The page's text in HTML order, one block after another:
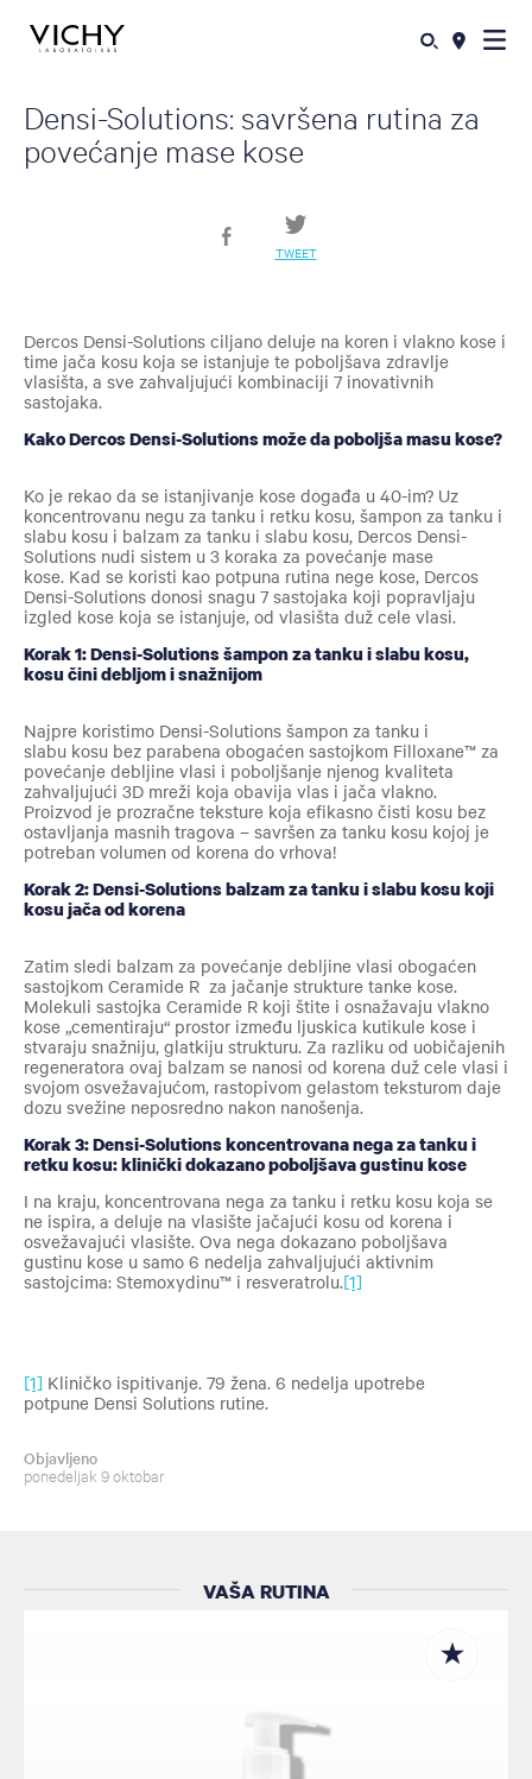
Densi-Solutions: savršena rutina za
povećanje mase kose
TWEET
Dercos Densi-Solutions ciljano deluje na koren i vlakno kose i
time jača kosu koja se istanjuje te poboljšava zdravlje
vlasišta, a sve zahvaljujući kombinaciji 7 inovativnih
sastojaka.
Kako Dercos Densi-Solutions može da poboljša masu kose?
Ko je rekao da se istanjivanje kose događa u 40-im? Uz
koncentrovanu negu za tanku i retku kosu, šampon za tanku i
slabu kosu i balzam za tanku i slabu kosu, Dercos Densi-
Solutions nudi sistem u 3 koraka za povećanje mase
kose. Kad se koristi kao potpuna rutina nege kose, Dercos
Densi-Solutions donosi snagu 7 sastojaka koji popravljaju
izgled kose koja se istanjuje, od vlasišta duž cele vlasi.
Korak 1: Densi-Solutions šampon za tanku i slabu kosu,
kosu čini debljom i snažnijom
Najpre koristimo Densi-Solutions šampon za tanku i
slabu kosu bez parabena obogaćen sastojkom Filloxane™ za
povećanje debljine vlasi i poboljšanje njenog kvaliteta
zahvaljujući 3D mreži koja obavija vlas i jača vlakno.
Proizvod je prozračne teksture koja efikasno čisti kosu bez
ostavljanja masnih tragova – savršen za tanku kosu kojoj je
potreban volumen od korena do vrhova!
Korak 2: Densi-Solutions balzam za tanku i slabu kosu koji
kosu jača od korena
Zatim sledi balzam za povećanje debljine vlasi obogaćen
sastojkom Ceramide R za jačanje strukture tanke kose.
Molekuli sastojka Ceramide R koji štite i osnažavaju vlakno
kose „cementiraju“ prostor između ljuskica kutikule kose i
stvaraju snažniju, glatkiju strukturu. Za razliku od uobičajenih
regeneratora ovaj balzam se nanosi od korena duž cele vlasi i
svojom osvežavajućom, rastopivom gelastom teksturom daje
dozu svežine neposredno nakon nanošenja.
Korak 3: Densi-Solutions koncentrovana nega za tanku i
retku kosu: klinički dokazano poboljšava gustinu kose
I na kraju, koncentrovana nega za tanku i retku kosu koja se
ne ispira, a deluje na vlasište jačajući kosu od korena i
osvežavajući vlasište. Ova nega dokazano poboljšava
gustinu kose u samo 6 nedelja zahvaljujući aktivnim
sastojcima: Stemoxydinu™ i resveratrolu.[1]
[1] Kliničko ispitivanje. 79 žena. 6 nedelja upotrebe
potpune Densi Solutions rutine.
Objavljeno
ponedeljak 9 oktobar
VAŠA RUTINA